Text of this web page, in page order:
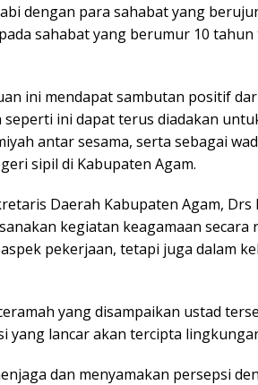
dengan para sahabat yang
sahabat yang berumur 10
ini mendapat sambutan positif
ini dapat terus diadakan
antar sesama, serta sebagai
sipil di Kabupaten Agam.
Daerah Kabupaten Agam,
kegiatan keagamaan
pekerjaan, tetapi juga dalam
yang disampaikan ustad
yang lancar akan tercipta
dan menyamakan persepsi